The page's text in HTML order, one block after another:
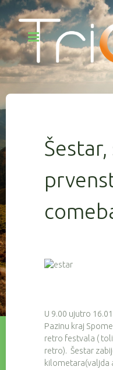
U 9.00 ujutro
Pazinu kraj
retro festvala (
retro). Šestar
kilometara(valjda